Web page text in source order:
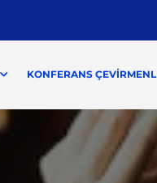
KONFERANS